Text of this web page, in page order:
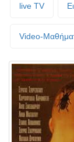
live TV
Video-